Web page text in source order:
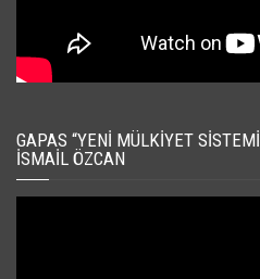
GAPAS “YENI MÜLKIYET
İSMAIL ÖZCAN